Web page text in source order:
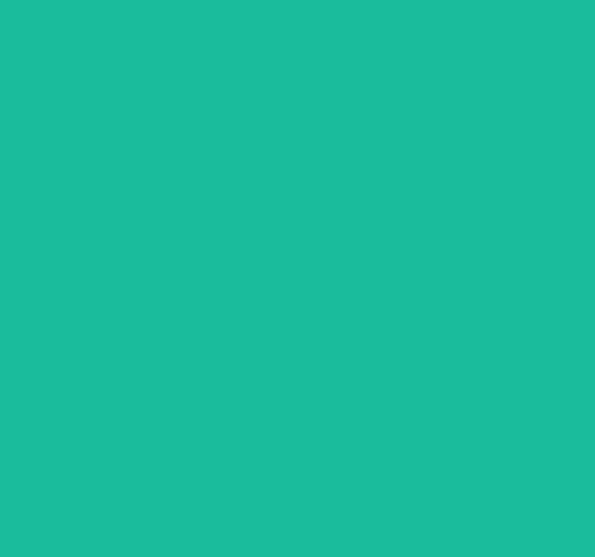
verticale sans joints, pour un fini continu et spectaculaire.
confort, créant une atmosphère chaleureuse.